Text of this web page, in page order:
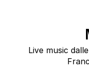
Live music